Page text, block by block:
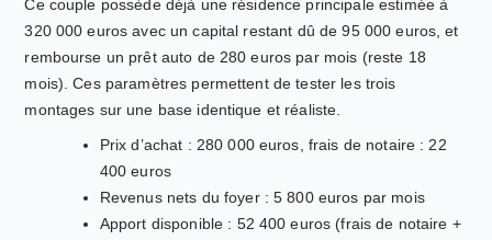
Ce couple possède déjà une résidence principale estimée à
320 000 euros avec un capital restant dû de 95 000 euros, et
rembourse un prêt auto de 280 euros par mois (reste 18
mois). Ces paramètres permettent de tester les trois
montages sur une base identique et réaliste.
Prix d’achat : 280 000 euros, frais de notaire : 22
400 euros
Revenus nets du foyer : 5 800 euros par mois
Apport disponible : 52 400 euros (frais de notaire +